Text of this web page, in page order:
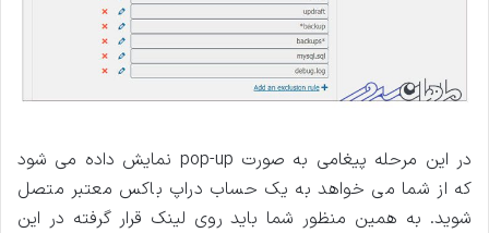
در این مرحله پیغامی به صورت pop-up نمایش داده می شود
که از شما می خواهد به یک حساب دراپ باکس معتبر متصل
شوید. به همین منظور شما باید روی لینک قرار گرفته در این